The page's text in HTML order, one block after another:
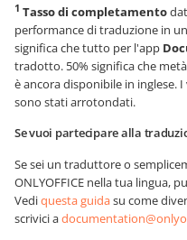
1 Tasso di completamento
performance di traduzione in
significa che tutto per l'app
tradotto. 50% significa che
è ancora disponibile in inglese.
sono stati arrotondati.
Se vuoi partecipare alla
Se sei un traduttore o
ONLYOFFICE nella tua lingua,
Vediquesta guidasu come
scrivici a